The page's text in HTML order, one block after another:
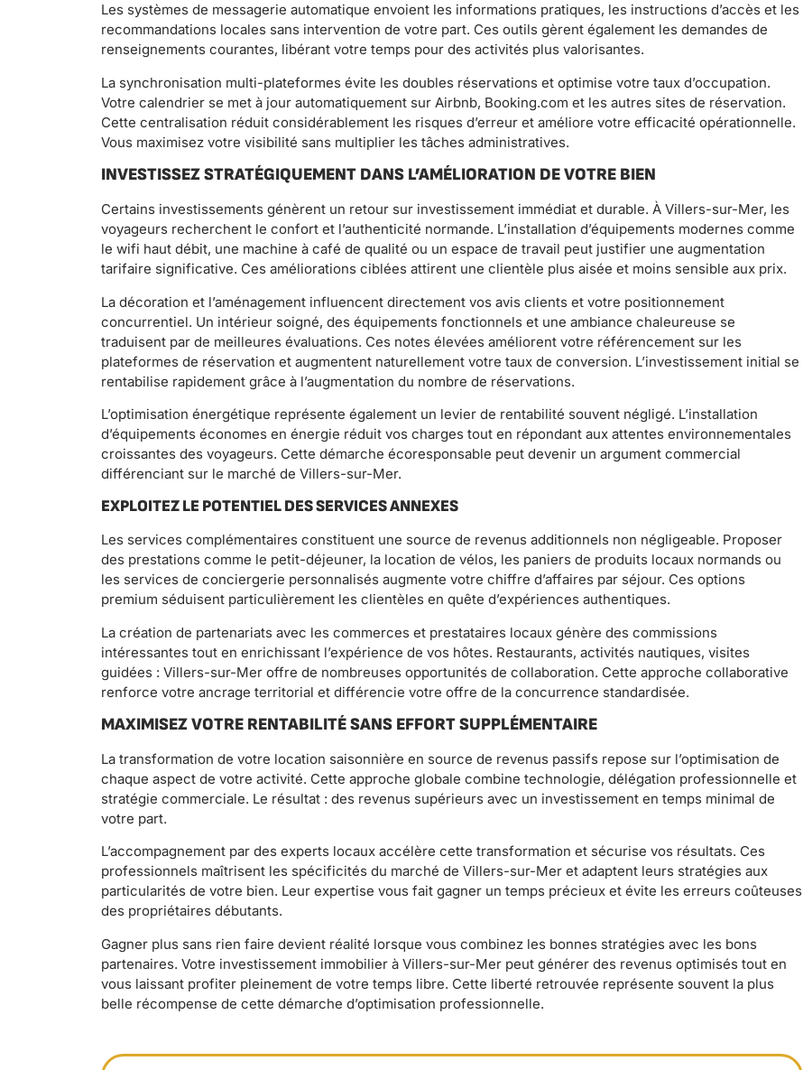
Les systèmes de messagerie automatique envoient les informations pratiques, les instructions d’accès et les
recommandations locales sans intervention de votre part. Ces outils gèrent également les demandes de
renseignements courantes, libérant votre temps pour des activités plus valorisantes.
La synchronisation multi-plateformes évite les doubles réservations et optimise votre taux d’occupation.
Votre calendrier se met à jour automatiquement sur Airbnb, Booking.com et les autres sites de réservation.
Cette centralisation réduit considérablement les risques d’erreur et améliore votre efficacité opérationnelle.
Vous maximisez votre visibilité sans multiplier les tâches administratives.
INVESTISSEZ STRATÉGIQUEMENT DANS L’AMÉLIORATION DE VOTRE BIEN
Certains investissements génèrent un retour sur investissement immédiat et durable. À Villers-sur-Mer, les
voyageurs recherchent le confort et l’authenticité normande. L’installation d’équipements modernes comme
le wifi haut débit, une machine à café de qualité ou un espace de travail peut justifier une augmentation
tarifaire significative. Ces améliorations ciblées attirent une clientèle plus aisée et moins sensible aux prix.
La décoration et l’aménagement influencent directement vos avis clients et votre positionnement
concurrentiel. Un intérieur soigné, des équipements fonctionnels et une ambiance chaleureuse se
traduisent par de meilleures évaluations. Ces notes élevées améliorent votre référencement sur les
plateformes de réservation et augmentent naturellement votre taux de conversion. L’investissement initial se
rentabilise rapidement grâce à l’augmentation du nombre de réservations.
L’optimisation énergétique représente également un levier de rentabilité souvent négligé. L’installation
d’équipements économes en énergie réduit vos charges tout en répondant aux attentes environnementales
croissantes des voyageurs. Cette démarche écoresponsable peut devenir un argument commercial
différenciant sur le marché de Villers-sur-Mer.
EXPLOITEZ LE POTENTIEL DES SERVICES ANNEXES
Les services complémentaires constituent une source de revenus additionnels non négligeable. Proposer
des prestations comme le petit-déjeuner, la location de vélos, les paniers de produits locaux normands ou
les services de conciergerie personnalisés augmente votre chiffre d’affaires par séjour. Ces options
premium séduisent particulièrement les clientèles en quête d’expériences authentiques.
La création de partenariats avec les commerces et prestataires locaux génère des commissions
intéressantes tout en enrichissant l’expérience de vos hôtes. Restaurants, activités nautiques, visites
guidées : Villers-sur-Mer offre de nombreuses opportunités de collaboration. Cette approche collaborative
renforce votre ancrage territorial et différencie votre offre de la concurrence standardisée.
MAXIMISEZ VOTRE RENTABILITÉ SANS EFFORT SUPPLÉMENTAIRE
La transformation de votre location saisonnière en source de revenus passifs repose sur l’optimisation de
chaque aspect de votre activité. Cette approche globale combine technologie, délégation professionnelle et
stratégie commerciale. Le résultat : des revenus supérieurs avec un investissement en temps minimal de
votre part.
L’accompagnement par des experts locaux accélère cette transformation et sécurise vos résultats. Ces
professionnels maîtrisent les spécificités du marché de Villers-sur-Mer et adaptent leurs stratégies aux
particularités de votre bien. Leur expertise vous fait gagner un temps précieux et évite les erreurs coûteuses
des propriétaires débutants.
Gagner plus sans rien faire devient réalité lorsque vous combinez les bonnes stratégies avec les bons
partenaires. Votre investissement immobilier à Villers-sur-Mer peut générer des revenus optimisés tout en
vous laissant profiter pleinement de votre temps libre. Cette liberté retrouvée représente souvent la plus
belle récompense de cette démarche d’optimisation professionnelle.